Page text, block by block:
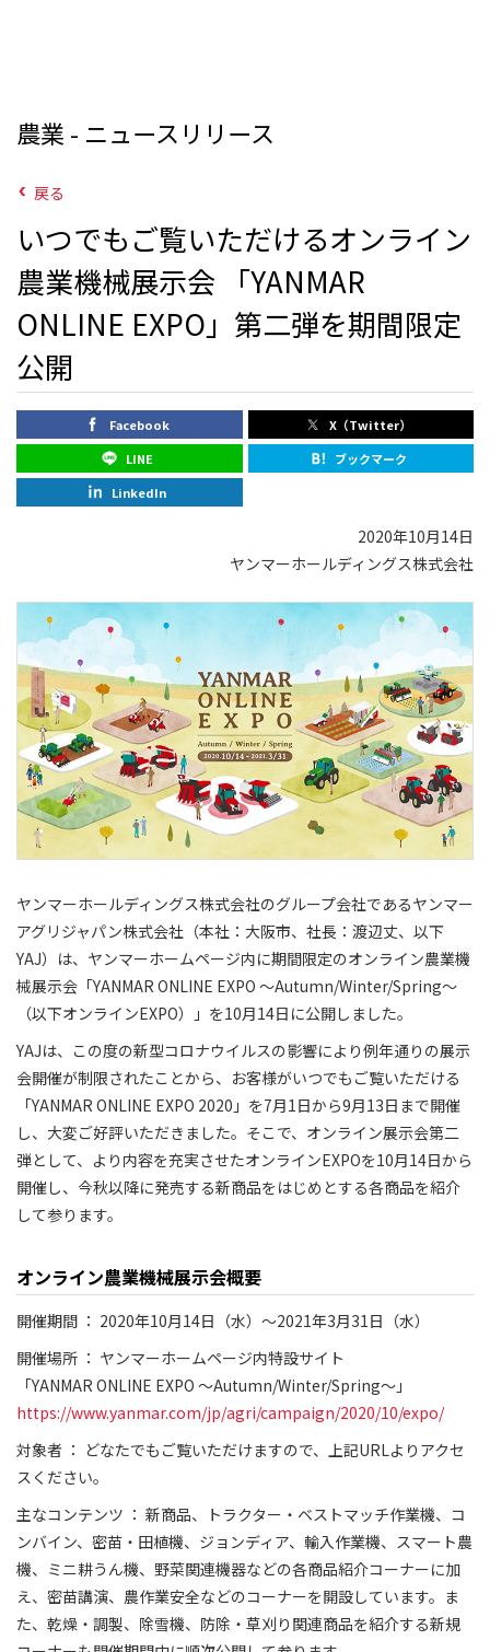
農業 - ニュースリリース
戻る
いつでもご覧いただけるオンライン
農業機械展示会 「YANMAR
ONLINE EXPO」第二弾を期間限定
公開
Facebook
X（Twitter）
LINE
ブックマーク
LinkedIn
2020年10月14日
ヤンマーホールディングス株式会社
ヤンマーホールディングス株式会社のグループ会社であるヤンマー
アグリジャパン株式会社（本社：大阪市、社長：渡辺丈、以下
YAJ）は、ヤンマーホームページ内に期間限定のオンライン農業機
械展示会「YANMAR ONLINE EXPO ～Autumn/Winter/Spring～
（以下オンラインEXPO）」を10月14日に公開しました。
YAJは、この度の新型コロナウイルスの影響により例年通りの展示
会開催が制限されたことから、お客様がいつでもご覧いただける
「YANMAR ONLINE EXPO 2020」を7月1日から9月13日まで開催
し、大変ご好評いただきました。そこで、オンライン展示会第二
弾として、より内容を充実させたオンラインEXPOを10月14日から
開催し、今秋以降に発売する新商品をはじめとする各商品を紹介
して参ります。
オンライン農業機械展示会概要
開催期間 ： 2020年10月14日（水）～2021年3月31日（水）
開催場所 ： ヤンマーホームページ内特設サイト
「YANMAR ONLINE EXPO ～Autumn/Winter/Spring～」
https://www.yanmar.com/jp/agri/campaign/2020/10/expo/
対象者 ： どなたでもご覧いただけますので、上記URLよりアクセ
スください。
主なコンテンツ ： 新商品、トラクター・ベストマッチ作業機、コ
ンバイン、密苗・田植機、ジョンディア、輸入作業機、スマート農
機、ミニ耕うん機、野菜関連機器などの各商品紹介コーナーに加
え、密苗講演、農作業安全などのコーナーを開設しています。ま
た、乾燥・調製、除雪機、防除・草刈り関連商品を紹介する新規